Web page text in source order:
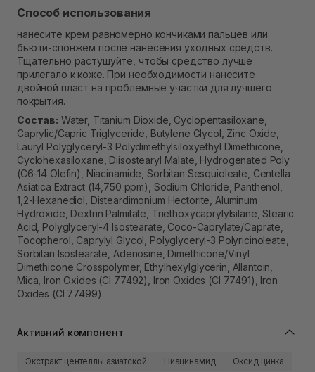
Способ использования
нанесите крем равномерно кончиками пальцев или
бьюти-спонжем после нанесения уходных средств.
Тщательно растушуйте, чтобы средство лучше
прилегало к коже. При необходимости нанесите
двойной пласт на проблемные участки для лучшего
покрытия.
Состав: Water, Titanium Dioxide, Cyclopentasiloxane,
Caprylic/Capric Triglyceride, Butylene Glycol, Zinc Oxide,
Lauryl Polyglyceryl-3 Polydimethylsiloxyethyl Dimethicone,
Cyclohexasiloxane, Diisostearyl Malate, Hydrogenated Poly
(C6-14 Olefin), Niacinamide, Sorbitan Sesquioleate, Centella
Asiatica Extract (14,750 ppm), Sodium Chloride, Panthenol,
1,2-Hexanediol, Disteardimonium Hectorite, Aluminum
Hydroxide, Dextrin Palmitate, Triethoxycaprylylsilane, Stearic
Acid, Polyglyceryl-4 Isostearate, Coco-Caprylate/Caprate,
Tocopherol, Caprylyl Glycol, Polyglyceryl-3 Polyricinoleate,
Sorbitan Isostearate, Adenosine, Dimethicone/Vinyl
Dimethicone Crosspolymer, Ethylhexylglycerin, Allantoin,
Mica, Iron Oxides (CI 77492), Iron Oxides (CI 77491), Iron
Oxides (CI 77499).
Активний компонент
Экстракт центеллы азиатской Ниацинамид
Оксид цинка